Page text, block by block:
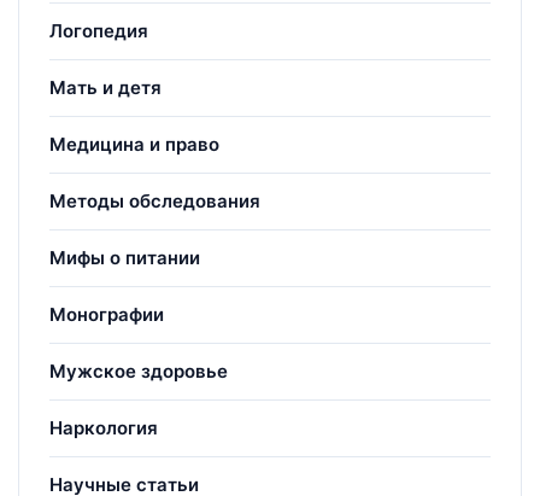
Логопедия
Мать и детя
Медицина и право
Методы обследования
Мифы о питании
Монографии
Мужское здоровье
Наркология
Научные статьи